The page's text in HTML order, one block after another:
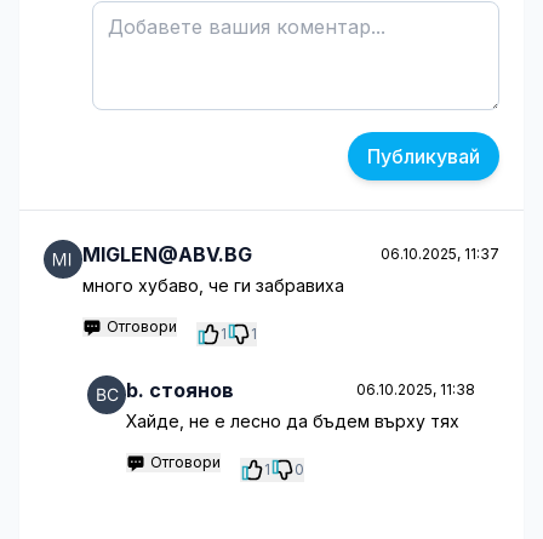
Публикувай
MIGLEN@ABV.BG 06.10.2025, 11:37
много хубаво, че ги забравиха
Отговори 1 1
b. стоянов 06.10.2025, 11:38
Хайде, не е лесно да бъдем върху тях
Отговори 1 0